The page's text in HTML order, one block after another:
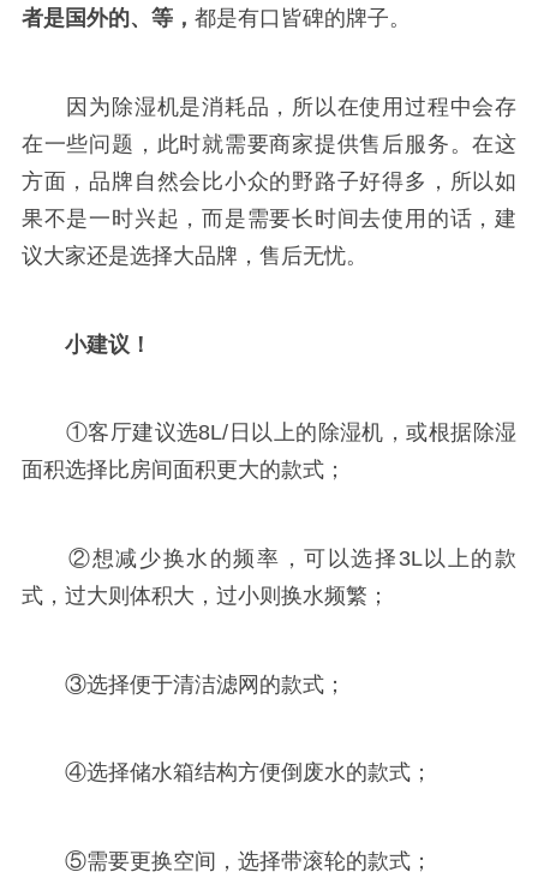
者是国外的、等， 都是有口皆碑的牌子。
因为除湿机是消耗品，所以在使用过程中会存
在一些问题，此时就需要商家提供售后服务。在这
方面，品牌自然会比小众的野路子好得多，所以如
果不是一时兴起，而是需要长时间去使用的话，建
议大家还是选择大品牌，售后无忧。
小建议！
①客厅建议选8L/日以上的除湿机，或根据除湿
面积选择比房间面积更大的款式；
②想减少换水的频率，可以选择3L以上的款
式，过大则体积大，过小则换水频繁；
③选择便于清洁滤网的款式；
④选择储水箱结构方便倒废水的款式；
⑤需要更换空间，选择带滚轮的款式；